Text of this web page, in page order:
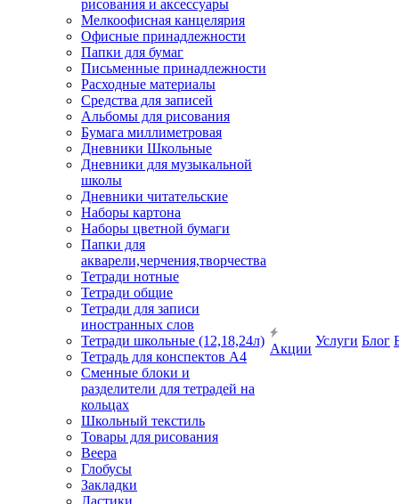
рисования и аксессуары
Мелкоофисная канцелярия
Офисные принадлежности
Папки для бумаг
Письменные принадлежности
Расходные материалы
Средства для записей
Альбомы для рисования
Бумага миллиметровая
Дневники Школьные
Дневники для музыкальной
школы
Дневники читательские
Наборы картона
Наборы цветной бумаги
Папки для
акварели,черчения,творчества
Тетради нотные
Тетради общие
Тетради для записи
иностранных слов
Тетради школьные (12,18,24л)
Тетрадь для конспектов А4
Сменные блоки и
разделители для тетрадей на
кольцах
Школьный текстиль
Товары для рисования
Веера
Глобусы
Закладки
Ластики
Акции
Услуги Блог